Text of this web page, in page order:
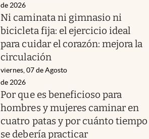
de 2026
Ni caminata ni gimnasio ni
bicicleta fija: el ejercicio ideal
para cuidar el corazón: mejora la
circulación
viernes, 07 de Agosto
de 2026
Por que es beneficioso para
hombres y mujeres caminar en
cuatro patas y por cuánto tiempo
se debería practicar